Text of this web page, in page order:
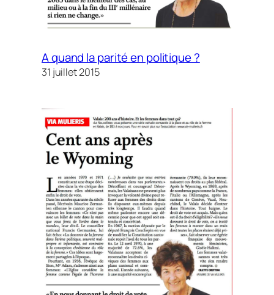
A quand la parité en politique ?
31 juillet 2015